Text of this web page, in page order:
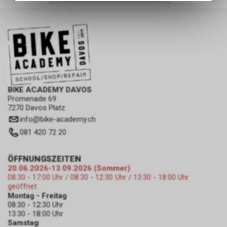
BIKE ACADEMY DAVOS
Promenade 69
7270 Davos Platz
info@bike-academy.ch
081 420 72 20
ÖFFNUNGSZEITEN
20.06.2026-13.09.2026 (Sommer)
08:30 - 17:00 Uhr / 08:30 - 12:30 Uhr / 13:30 - 18:00 Uhr
geöffnet
Montag - Freitag
08:30 - 12:30 Uhr
13:30 - 18:00 Uhr
Samstag
dass die gespeicherten Daten
keinerlei Rückschlüsse auf Ihre
persönlichen Informationen
zulassen.